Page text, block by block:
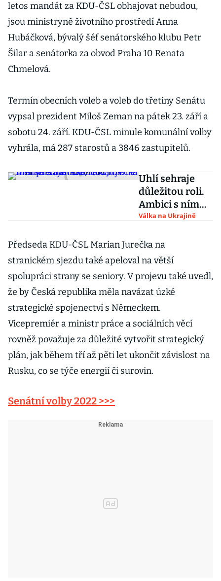
letos mandát za KDU-ČSL obhajovat nebudou,
jsou ministryně životního prostředí Anna
Hubáčková, bývalý šéf senátorského klubu Petr
Šilar a senátorka za obvod Praha 10 Renata
Chmelová.
Termín obecních voleb a voleb do třetiny Senátu
vypsal prezident Miloš Zeman na pátek 23. září a
sobotu 24. září. KDU-ČSL minule komunální volby
vyhrála, má 287 starostů a 3846 zastupitelů.
Uhlí sehraje
důležitou roli.
Ambici s ním
skoncovat jsme
válkou, řekl
Jurečka
Válka na Ukrajině
Předseda KDU-ČSL Marian Jurečka na
stranickém sjezdu také apeloval na větší
spolupráci strany se seniory. V projevu také uvedl,
že by Česká republika měla navázat úzké
strategické spojenectví s Německem.
Vicepremiér a ministr práce a sociálních věcí
rovněž považuje za důležité vytvořit strategický
plán, jak během tří až pěti let ukončit závislost na
Rusku, co se týče energií či surovin.
Senátní volby 2022 >>>